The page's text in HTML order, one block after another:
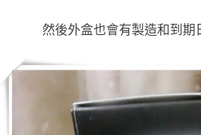
然後外盒也會有製造和到期